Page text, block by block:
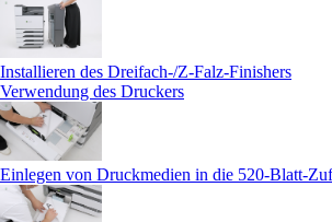
Installieren des Dreifach-/Z-Falz-Finishers
Verwendung des Druckers
Einlegen von Druckmedien in die 520-Blatt-